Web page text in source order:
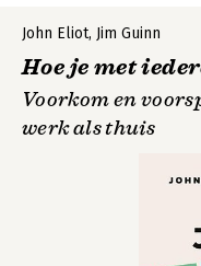
John Eliot, Jim Guinn
Hoe je met
Voorkom en
werk als thuis